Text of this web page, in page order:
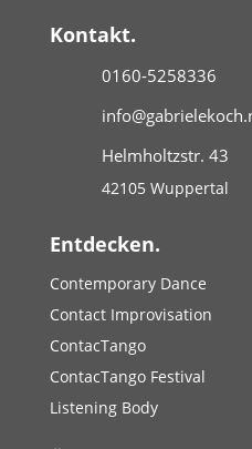
Kontakt.
0160-5258336
Helmholtzstr. 43
42105 Wuppertal
Entdecken.
Contemporary Dance
Contact Improvisation
ContacTango
ContacTango Festival
Listening Body